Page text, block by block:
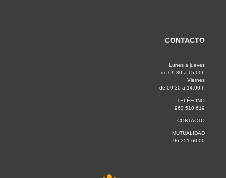
CONTACTO
Lunes a jueves
de 09:30 a 15.00h
Viernes
de 09:30 a 14.00 h
TELÉFONO
963 510 619
CONTACTO
MUTUALIDAD
96 351 60 00